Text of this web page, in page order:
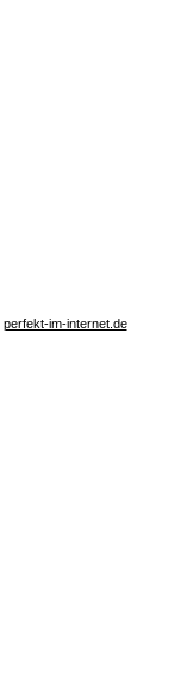
perfekt-im-internet.de